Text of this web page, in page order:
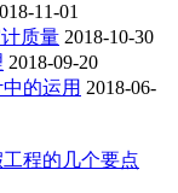
11-01
质量 2018-10-30
2018-09-20
的运用 2018-06-
程的几个要点